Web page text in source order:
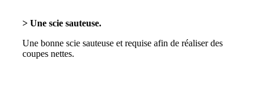
> Une scie sauteuse.
Une bonne scie sauteuse et requise afin de réaliser des
coupes nettes.